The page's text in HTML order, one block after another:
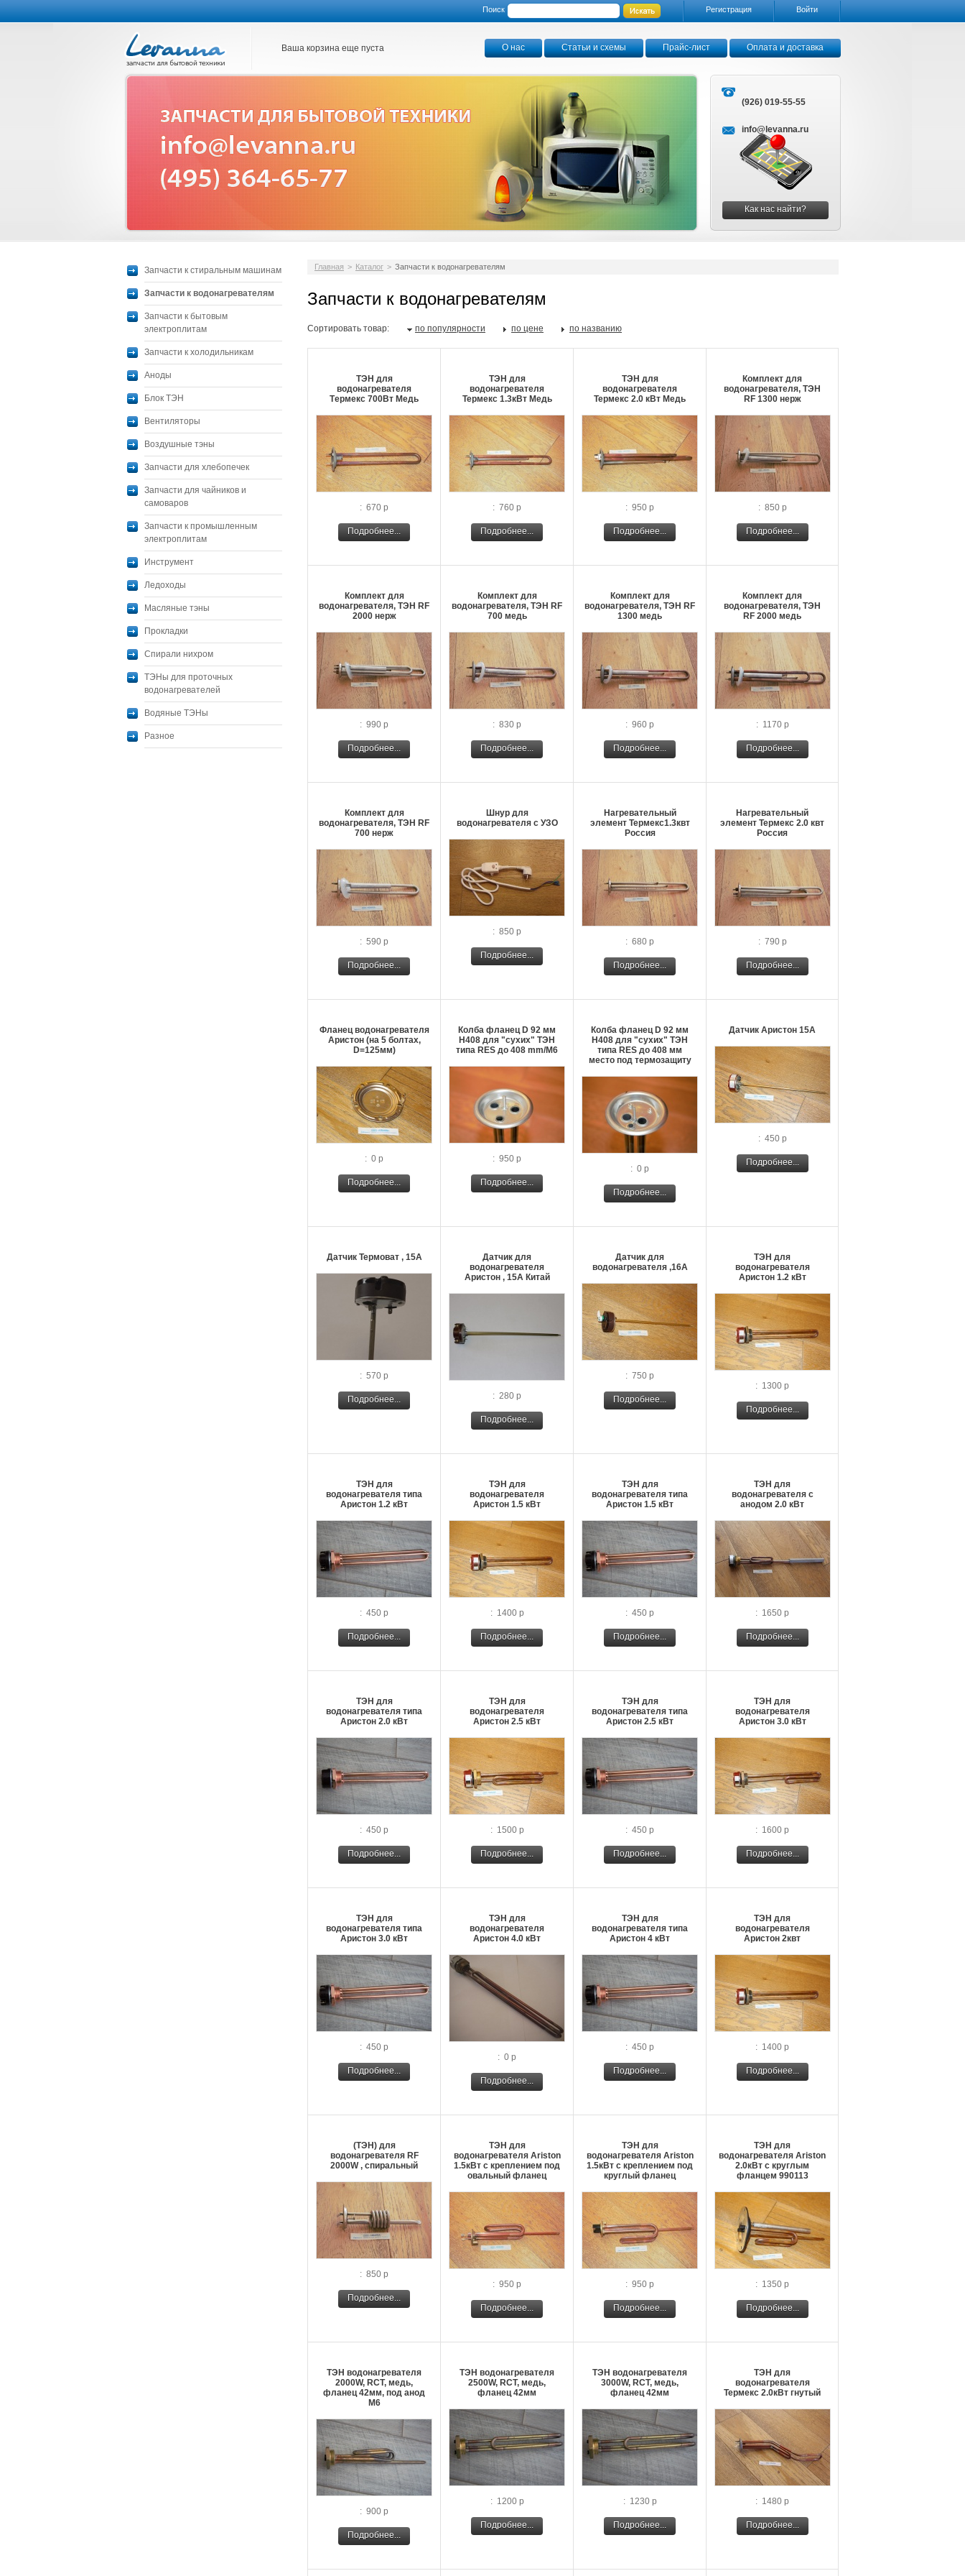
Регистрация Войти
Поиск
Ваша корзина еще пуста О нас Статьи и схемы Прайс-лист Оплата и доставка
(926) 019-55-55
info@levanna.ru
Как нас найти?
Запчасти к стиральным машинам
Запчасти к водонагревателям
Запчасти к бытовым
электроплитам
Запчасти к холодильникам
Аноды
Блок ТЭН
Вентиляторы
Воздушные тэны
Запчасти для хлебопечек
Запчасти для чайников и
самоваров
Запчасти к промышленным
электроплитам
Инструмент
Ледоходы
Масляные тэны
Прокладки
Спирали нихром
ТЭНы для проточных
водонагревателей
Водяные ТЭНы
Разное
Главная > Каталог > Запчасти к водонагревателям
Запчасти к водонагревателям
Сортировать товар: по популярности по цене по названию
ТЭН для
водонагревателя
Tермекс 700Вт Медь
: 670 р
Подробнее...
ТЭН для
водонагревателя
Термекс 1.3кВт Медь
: 760 р
Подробнее...
ТЭН для
водонагревателя
Термекс 2.0 кВт Медь
: 950 р
Подробнее...
Комплект для
водонагревателя, ТЭН
RF 1300 нерж
: 850 р
Подробнее...
Комплект для
водонагревателя, ТЭН RF
2000 нерж
: 990 р
Подробнее...
Комплект для
водонагревателя, ТЭН RF
700 медь
: 830 р
Подробнее...
Комплект для
водонагревателя, ТЭН RF
1300 медь
: 960 р
Подробнее...
Комплект для
водонагревателя, ТЭН
RF 2000 медь
: 1170 р
Подробнее...
Комплект для
водонагревателя, ТЭН RF
700 нерж
: 590 р
Подробнее...
Шнур для
водонагревателя с УЗО
: 850 р
Подробнее...
Нагревательный
элемент Термекс1.3квт
Россия
: 680 р
Подробнее...
Нагревательный
элемент Термекс 2.0 квт
Россия
: 790 р
Подробнее...
Фланец водонагревателя
Аристон (на 5 болтах,
D=125мм)
: 0 р
Подробнее...
Колба фланец D 92 мм
H408 для "сухих" ТЭН
типа RES до 408 mm/M6
: 950 р
Подробнее...
Колба фланец D 92 мм
H408 для "сухих" ТЭН
типа RES до 408 мм
место под термозащиту
: 0 р
Подробнее...
Датчик Аристон 15А
: 450 р
Подробнее...
Датчик Термоват , 15A
: 570 р
Подробнее...
Датчик для
водонагревателя
Аристон , 15А Китай
: 280 р
Подробнее...
Датчик для
водонагревателя ,16А
: 750 р
Подробнее...
ТЭН для
водонагревателя
Аристон 1.2 кВт
: 1300 р
Подробнее...
ТЭН для
водонагревателя типа
Аристон 1.2 кВт
: 450 р
Подробнее...
ТЭН для
водонагревателя
Аристон 1.5 кВт
: 1400 р
Подробнее...
ТЭН для
водонагревателя типа
Аристон 1.5 кВт
: 450 р
Подробнее...
ТЭН для
водонагревателя с
анодом 2.0 кВт
: 1650 р
Подробнее...
ТЭН для
водонагревателя типа
Аристон 2.0 кВт
: 450 р
Подробнее...
ТЭН для
водонагревателя
Аристон 2.5 кВт
: 1500 р
Подробнее...
ТЭН для
водонагревателя типа
Аристон 2.5 кВт
: 450 р
Подробнее...
ТЭН для
водонагревателя
Аристон 3.0 кВт
: 1600 р
Подробнее...
ТЭН для
водонагревателя типа
Аристон 3.0 кВт
: 450 р
Подробнее...
ТЭН для
водонагревателя
Аристон 4.0 кВт
: 0 р
Подробнее...
ТЭН для
водонагревателя типа
Аристон 4 кВт
: 450 р
Подробнее...
ТЭН для
водонагревателя
Аристон 2квт
: 1400 р
Подробнее...
(ТЭН) для
водонагревателя RF
2000W , спиральный
: 850 р
Подробнее...
ТЭН для
водонагревателя Ariston
1.5кВт с креплением под
овальный фланец
: 950 р
Подробнее...
ТЭН для
водонагревателя Ariston
1.5кВт с креплением под
круглый фланец
: 950 р
Подробнее...
ТЭН для
водонагревателя Ariston
2.0кВт с круглым
фланцем 990113
: 1350 р
Подробнее...
ТЭН водонагревателя
2000W, RCT, медь,
фланец 42мм, под анод
М6
: 900 р
Подробнее...
ТЭН водонагревателя
2500W, RCT, медь,
фланец 42мм
: 1200 р
Подробнее...
ТЭН водонагревателя
3000W, RCT, медь,
фланец 42мм
: 1230 р
Подробнее...
ТЭН для
водонагревателя
Термекс 2.0кВт гнутый
: 1480 р
Подробнее...